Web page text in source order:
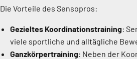
Die Vorteile des Sensopros:
Gezieltes Koordinationstraining:
viele sportliche und alltägliche
Ganzkörpertraining: Neben der